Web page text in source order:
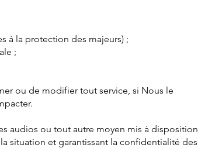
à la protection des majeurs) ;
;
ou de modifier tout service, si Nous le
audios ou tout autre moyen mis à
situation et garantissant la confidentialité des